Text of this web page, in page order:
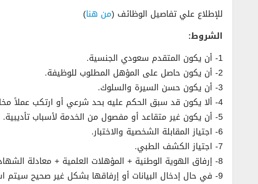
للإطلاع علي تفاصيل الوظائف (من هنا)
الشروط:
1- أن يكون المتقدم سعودي الجنسية.
2- أن يكون حاصل على المؤهل المطلوب للوظيفة.
3- أن يكون حسن السيرة والسلوك.
4- ألا يكون قد سبق الحكم عليه بحد شرعي أو ارتكب عملاً مخلاً بالشرف والأمانة مالم يكون قد رد اعتباره.
5- أن يكون غير متقاعد أو مفصول من الخدمة لأسباب تأديبية.
6- اجتياز المقابلة الشخصية والاختبار.
7- اجتياز الكشف الطبي.
8- إرفاق الهوية الوطنية + المؤهلات العلمية + معادلة الشهادة العلمية إذا كانت من خارج المملكة الكترونياً (PDF).
9- في حال إدخال البيانات أو إرفاقها بشكل غير صحيح سيتم استبعاد الطلب تلقائيا.